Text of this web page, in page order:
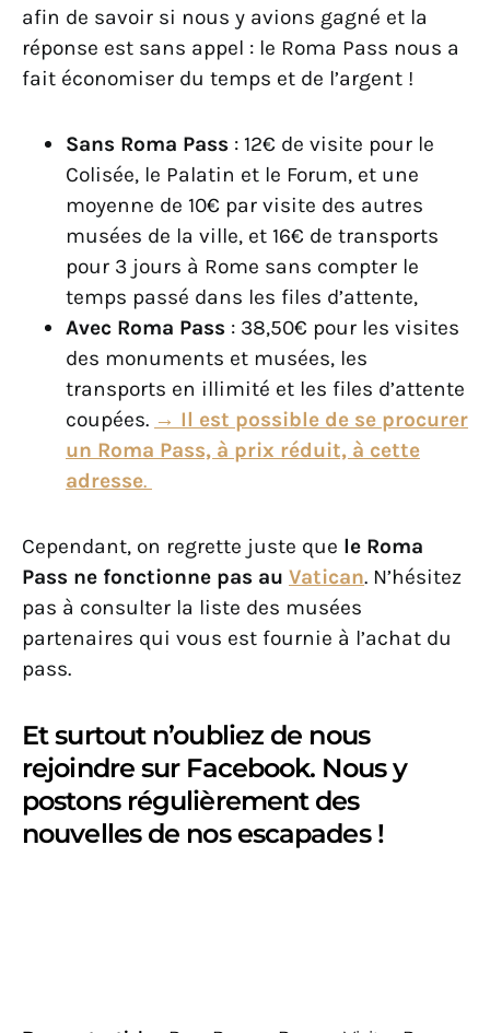
afin de savoir si nous y avions gagné et la
réponse est sans appel : le Roma Pass nous a
fait économiser du temps et de l’argent !
Sans Roma Pass : 12€ de visite pour le
Colisée, le Palatin et le Forum, et une
moyenne de 10€ par visite des autres
musées de la ville, et 16€ de transports
pour 3 jours à Rome sans compter le
temps passé dans les files d’attente,
Avec Roma Pass : 38,50€ pour les visites
des monuments et musées, les
transports en illimité et les files d’attente
coupées. → Il est possible de se procurer
un Roma Pass, à prix réduit, à cette
adresse.
Cependant, on regrette juste que le Roma
Pass ne fonctionne pas au Vatican. N’hésitez
pas à consulter la liste des musées
partenaires qui vous est fournie à l’achat du
pass.
Et surtout n’oubliez de nous
rejoindre sur Facebook. Nous y
postons régulièrement des
nouvelles de nos escapades !